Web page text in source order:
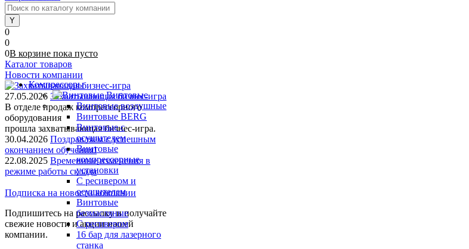
0
0
0В корзине пока пусто
Каталог товаров
Компрессоры
Винтовые
Винтовые воздушные
Винтовые BERG
Винтовые с
осушителем
Винтовые
компрессорные
установки
C ресивером и
осушителем
Винтовые
безмасляные
C ресивером
16 бар для лазерного
станка
Новости компании
27.05.2026 Захватывающая бизнес-игра
В отделе продаж компрессорного
оборудования
прошла захватывающая бизнес-игра.
30.04.2026 Поздравляем с успешным
окончанием обучения!
22.08.2025 Временные изменения в
режиме работы склада
Подписка на новости компании
Подпишитесь на рассылку и получайте
свежие новости и акции нашей
компании.